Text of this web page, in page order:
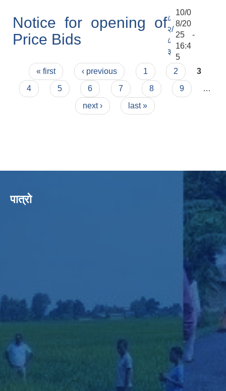
Notice for opening of
Price Bids
८
२/
८
३
10/0
8/20
25 -
16:4
5
Pages
« first ‹ previous 1 2
3
4
5 6 7 8 9
…
next ›
last »
पात्रो